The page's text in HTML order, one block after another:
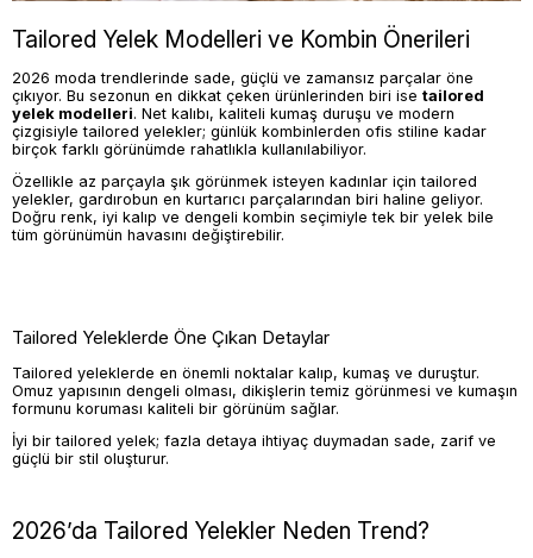
Tailored Yelek Modelleri ve Kombin Önerileri
2026 moda trendlerinde sade, güçlü ve zamansız parçalar öne
çıkıyor. Bu sezonun en dikkat çeken ürünlerinden biri ise tailored
yelek modelleri. Net kalıbı, kaliteli kumaş duruşu ve modern
çizgisiyle tailored yelekler; günlük kombinlerden ofis stiline kadar
birçok farklı görünümde rahatlıkla kullanılabiliyor.
Özellikle az parçayla şık görünmek isteyen kadınlar için tailored
yelekler, gardırobun en kurtarıcı parçalarından biri haline geliyor.
Doğru renk, iyi kalıp ve dengeli kombin seçimiyle tek bir yelek bile
tüm görünümün havasını değiştirebilir.
Tailored Yeleklerde Öne Çıkan Detaylar
Tailored yeleklerde en önemli noktalar kalıp, kumaş ve duruştur.
Omuz yapısının dengeli olması, dikişlerin temiz görünmesi ve kumaşın
formunu koruması kaliteli bir görünüm sağlar.
İyi bir tailored yelek; fazla detaya ihtiyaç duymadan sade, zarif ve
güçlü bir stil oluşturur.
2026’da Tailored Yelekler Neden Trend?